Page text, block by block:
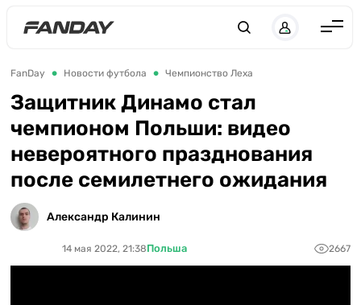
Англия
Испания
Германия
Италия
Франция
Украина
FanDay Новости футбола Чемпионство Леха
Защитник Динамо стал
чемпионом Польши: видео
невероятного празднования
после семилетнего ожидания
Александр Калинин
Польша
14 мая 2022, 21:38 2667